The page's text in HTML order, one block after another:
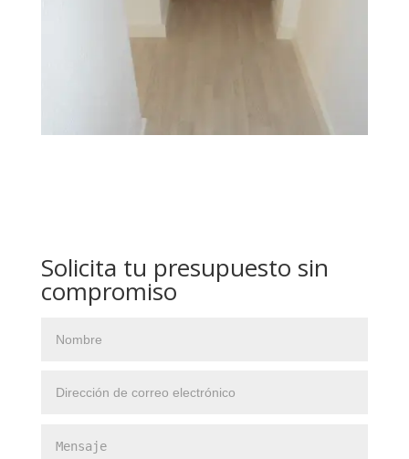
Solicita tu presupuesto sin
compromiso